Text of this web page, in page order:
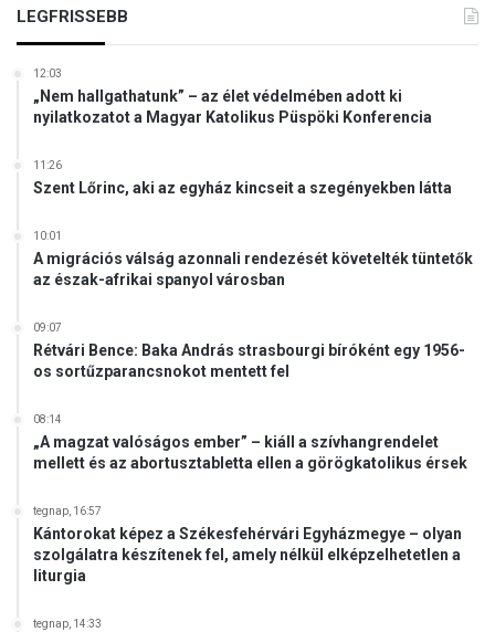
LEGFRISSEBB
12:03
„Nem hallgathatunk” – az élet védelmében adott ki
nyilatkozatot a Magyar Katolikus Püspöki Konferencia
11:26
Szent Lőrinc, aki az egyház kincseit a szegényekben látta
10:01
A migrációs válság azonnali rendezését követelték tüntetők
az észak-afrikai spanyol városban
09:07
Rétvári Bence: Baka András strasbourgi bíróként egy 1956-
os sortűzparancsnokot mentett fel
08:14
„A magzat valóságos ember” – kiáll a szívhangrendelet
mellett és az abortusztabletta ellen a görögkatolikus érsek
tegnap, 16:57
Kántorokat képez a Székesfehérvári Egyházmegye – olyan
szolgálatra készítenek fel, amely nélkül elképzelhetetlen a
liturgia
tegnap, 14:33